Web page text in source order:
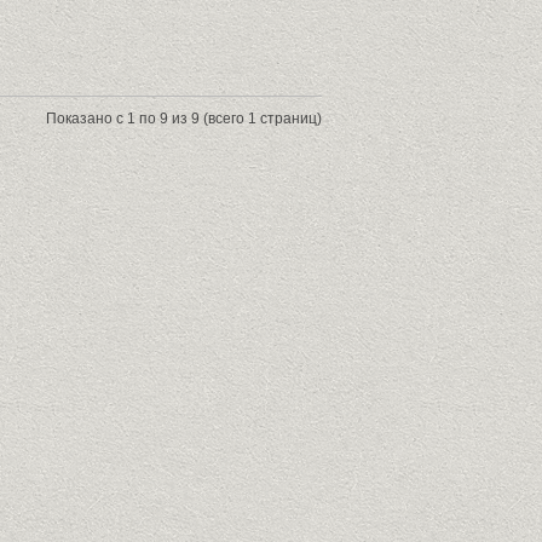
Показано с 1 по 9 из 9 (всего 1 страниц)